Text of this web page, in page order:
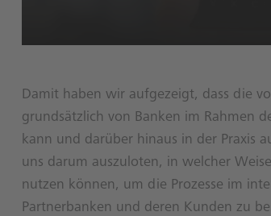
Damit haben wir aufgezeigt, dass die
grundsätzlich von Banken im Rahmen
kann und darüber hinaus in der Praxis
uns darum auszuloten, in welcher
nutzen können, um die Prozesse im
Partnerbanken und deren Kunden zu